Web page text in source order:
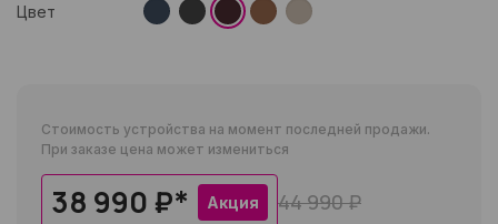
Цвет
Стоимость устройства на момент последней продажи.
При заказе цена может измениться
38 990 ₽* Акция 44 990 ₽